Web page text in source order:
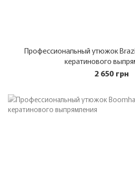
Профессиональный утюжок
кератинового
2 650 грн